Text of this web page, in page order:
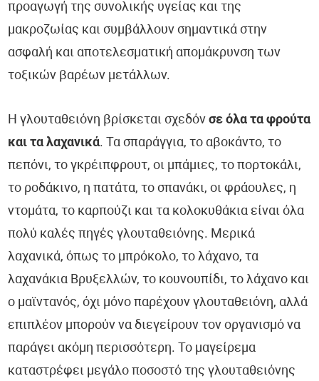
προαγωγή της συνολικής υγείας και της
μακροζωίας και συμβάλλουν σημαντικά στην
ασφαλή και αποτελεσματική απομάκρυνση των
τοξικών βαρέων μετάλλων.
Η γλουταθειόνη βρίσκεται σχεδόν σε όλα τα φρούτα
και τα λαχανικά. Τα σπαράγγια, το αβοκάντο, το
πεπόνι, το γκρέιπφρουτ, οι μπάμιες, το πορτοκάλι,
το ροδάκινο, η πατάτα, το σπανάκι, οι φράουλες, η
ντομάτα, το καρπούζι και τα κολοκυθάκια είναι όλα
πολύ καλές πηγές γλουταθειόνης. Μερικά
λαχανικά, όπως το μπρόκολο, το λάχανο, τα
λαχανάκια Βρυξελλών, το κουνουπίδι, το λάχανο και
ο μαϊντανός, όχι μόνο παρέχουν γλουταθειόνη, αλλά
επιπλέον μπορούν να διεγείρουν τον οργανισμό να
παράγει ακόμη περισσότερη. Το μαγείρεμα
καταστρέφει μεγάλο ποσοστό της γλουταθειόνης